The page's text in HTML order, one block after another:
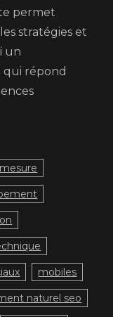
permet
stratégies et
un
répond
mobiles
naturel seo